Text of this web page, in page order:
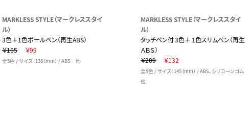
MARKLESS STYLE（マークレススタイ
ル）
3色＋1色ボールペン（再生ABS）
￥165
￥99
全5色 / サイズ：138（mm） / ABS 他
MARKLESS STYLE（マークレススタイ
ル）
タッチペン付３色＋１色スリムペン（再生
ＡＢＳ）
￥209
￥132
全5色 / サイズ：145（mm） / ABS、シリコーンゴム
他